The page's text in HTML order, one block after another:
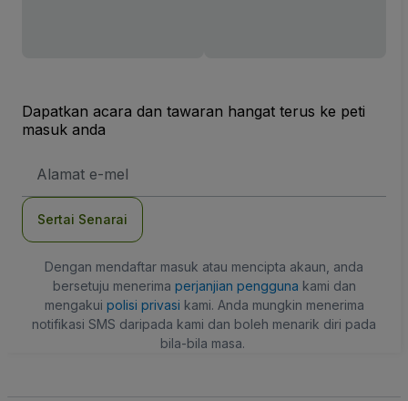
Dapatkan acara dan tawaran hangat terus ke peti
masuk anda
E-
Sertai Senarai
Dengan mendaftar masuk atau mencipta akaun, anda
bersetuju menerima perjanjian pengguna kami dan
mengakui polisi privasi kami. Anda mungkin menerima
notifikasi SMS daripada kami dan boleh menarik diri pada
bila-bila masa.